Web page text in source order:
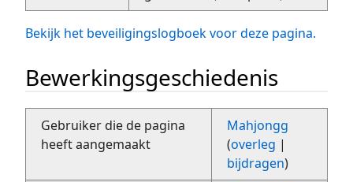
Bekijk het beveiligingslogboek voor deze pagina.
Bewerkingsgeschiedenis
Gebruiker die de pagina
heeft aangemaakt
Mahjongg
(overleg |
bijdragen)